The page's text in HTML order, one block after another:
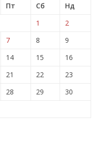
Пт Сб
Нд
1
2
7 8
9
14 15
16
21 22
23
28 29
30